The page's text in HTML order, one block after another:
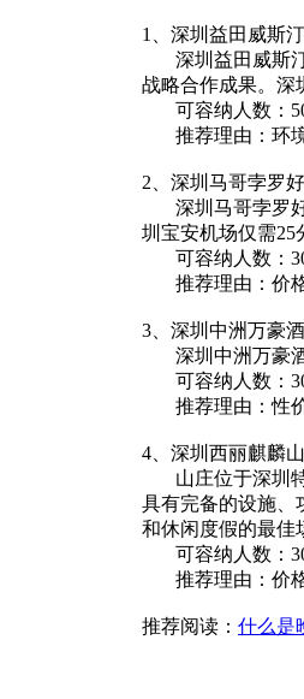
1、深圳益田威斯
深圳益田威斯汀
战略合作成果。深
可容纳人数：
推荐理由：环境
2、深圳马哥孛罗
深圳马哥孛罗好
圳宝安机场仅需25
可容纳人数：
推荐理由：价格
3、深圳中洲万豪
深圳中洲万豪酒
可容纳人数：
推荐理由：性价
4、深圳西丽麒麟
山庄位于深圳特
具有完备的设施、
和休闲度假的最佳
可容纳人数：
推荐理由：价格
推荐阅读： 什么是